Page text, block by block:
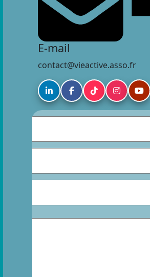
E-mail
contact@vieactive.asso.fr